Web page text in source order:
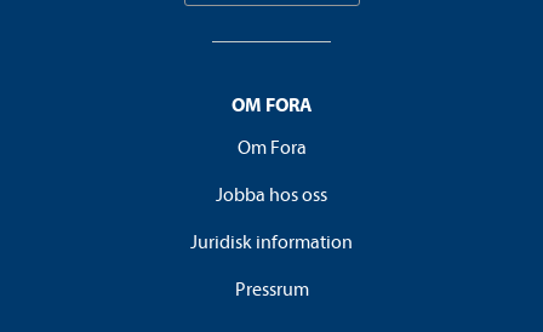
OM FORA
Om Fora
Jobba hos oss
Juridisk information
Pressrum